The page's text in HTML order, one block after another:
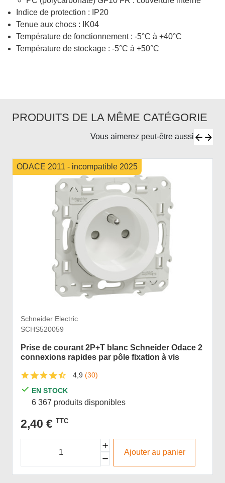
Indice de protection : IP20
Tenue aux chocs : IK04
Température de fonctionnement : -5°C à +40°C
Température de stockage : -5°C à +50°C
PRODUITS DE LA MÊME CATÉGORIE
Vous aimerez peut-être aussi
ODACE 2011 - incompatible 2025
Schneider Electric
SCHS520059
Prise de courant 2P+T blanc Schneider Odace 2
connexions rapides par pôle fixation à vis
4,9 (30)
EN STOCK
6 367 produits disponibles
2,40 € TTC
Ajouter au panier